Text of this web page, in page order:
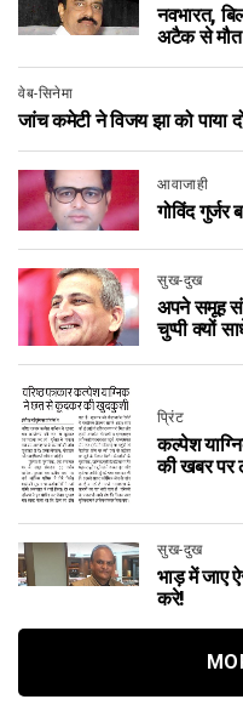
नवभारत,
अटैक से मौत
वेब-सिनेमा
जांच कमेटी ने विजय झा को पाया
आवाजाही
गोविंद
सुख-दुख
अपने समूह
चुप्पी क्यों
प्रिंट
कल्पेश
की खबर पर
सुख-दुख
भाड़ में जाए
करे!